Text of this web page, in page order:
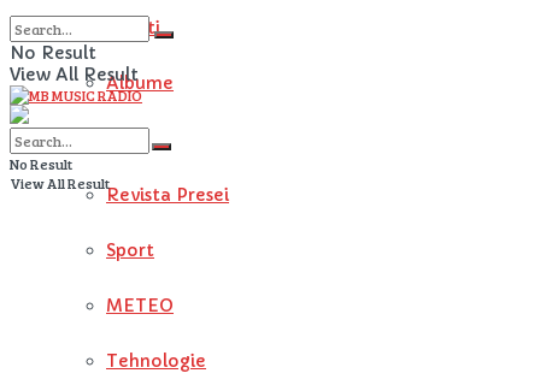
Artisti
Albume
STIRI
Revista Presei
Sport
METEO
Tehnologie
No Result
View All Result
No Result
View All Result